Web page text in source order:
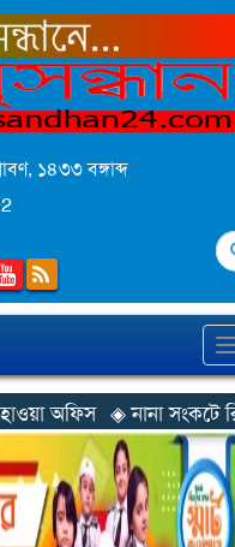
১৪৩৩ বঙ্গাব্দ
◈ নানা সংকটে রিক্রুটিং